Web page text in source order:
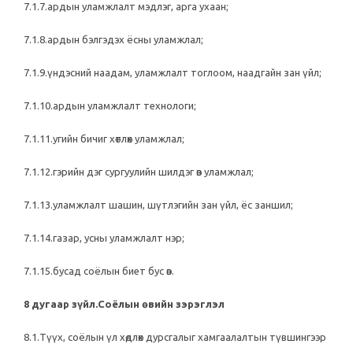
7.1.7.ардын уламжлалт мэдлэг, арга ухаан;
7.1.8.ардын бэлгэдэх ёсны уламжлал;
7.1.9.үндэсний наадам, уламжлалт тоглоом, наадгайн зан үйл;
7.1.10.ардын уламжлалт технологи;
7.1.11.угийн бичиг хөтлөх уламжлал;
7.1.12.гэрийн дэг сургуулийн шилдэг өв уламжлал;
7.1.13.уламжлалт шашин, шүтлэгийн зан үйл, ёс заншил;
7.1.14.газар, усны уламжлалт нэр;
7.1.15.бусад соёлын биет бус өв.
8 дугаар зүйл.Соёлын өвийн зэрэглэл
8.1.Түүх, соёлын үл хөдлөх дурсгалыг хамгаалалтын түвшингээр